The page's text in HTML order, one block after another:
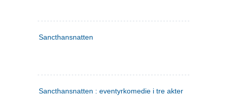
Sancthansnatten
Sancthansnatten : eventyrkomedie i tre akter